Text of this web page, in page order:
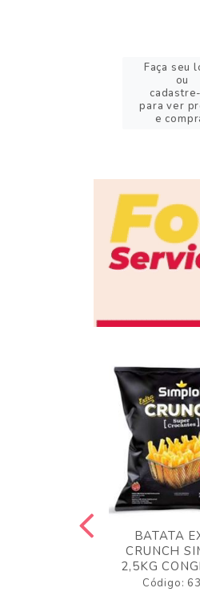
Faça seu
ou
para ver
e
BATATA
CRUNCH
2,5KG
Código: